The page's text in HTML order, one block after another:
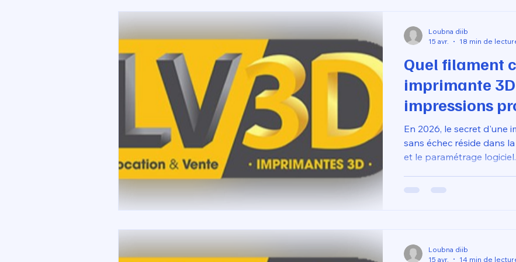
premières he
Quel filament
imprimante
impressions
sans échec ?
En 2026, le secret d'une
sans échec réside dans
et le paramétrage
vous apprenez à
Loubna diib
15 avr.
18 min de
Loubna diib
15 avr.
14 min de